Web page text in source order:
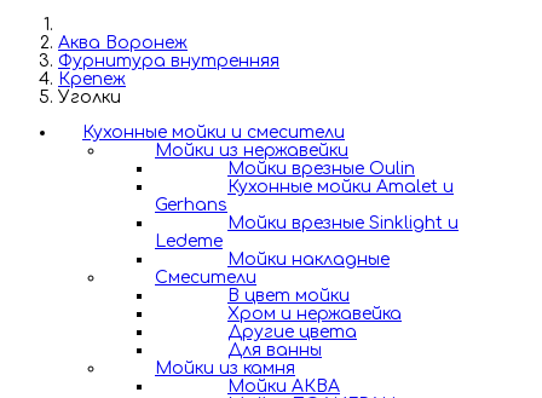
Аква Воронеж
Фурнитура внутренняя
Крепеж
Уголки
Кухонные мойки и смесители
Мойки из нержавейки
Мойки врезные Oulin
Кухонные мойки Amalet и
Gerhans
Мойки врезные Sinklight и
Ledeme
Мойки накладные
Смесители
В цвет мойки
Хром и нержавейка
Другие цвета
Для ванны
Мойки из камня
Мойки АКВА